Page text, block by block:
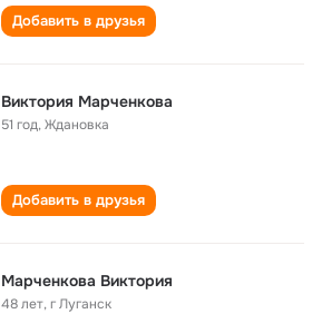
Добавить в друзья
Виктория Марченкова
51 год,Ждановка
Добавить в друзья
Марченкова Виктория
48 лет,г Луганск